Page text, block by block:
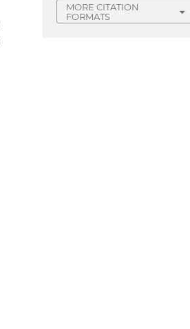
MORE CITATION
FORMATS